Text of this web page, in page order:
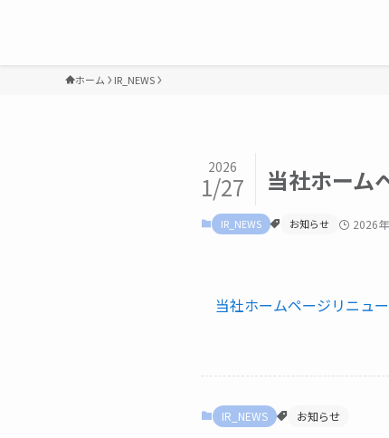
ホーム IR_NEWS
当社ホーム
2026
1/27
IR_NEWS お知らせ 2026
当社ホームページリニュ
IR_NEWS お知らせ